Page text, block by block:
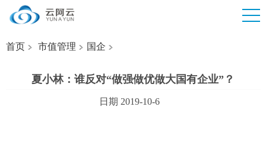
首页 市值管理 国企
夏小林：谁反对“做强做优做大国有企业”？
日期 2019-10-6